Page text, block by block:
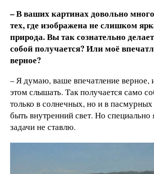
– В ваших картинах довольно
тех, где изображена не слишком
природа. Вы так сознательно
собой получается? Или моё
верное?
– Я думаю, ваше впечатление верное,
этом слышать. Так получается само
только в солнечных, но и в
быть внутренний свет. Но специально
задачи не ставлю.